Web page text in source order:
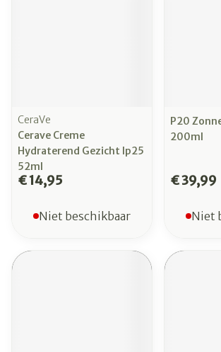
CeraVe
Cerave Creme
Hydraterend Gezicht Ip25
52ml
€ 14,95
Niet beschikbaar
P20
200ml
€ 39,99
Niet